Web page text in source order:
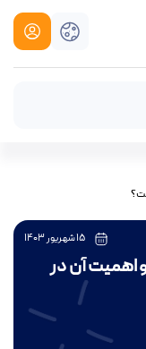
15 شهریور 1403
اهمیت آن در